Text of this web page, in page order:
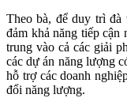
Theo bà, để duy trì đà
đảm khả năng tiếp
trung vào cả các giải
các dự án năng lượng
hỗ trợ các doanh
đổi năng lượng.